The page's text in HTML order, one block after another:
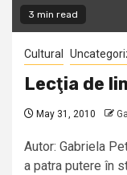
3 min read
Cultural
Lecţia de
May 31, 2010
Autor:
a patra putere în